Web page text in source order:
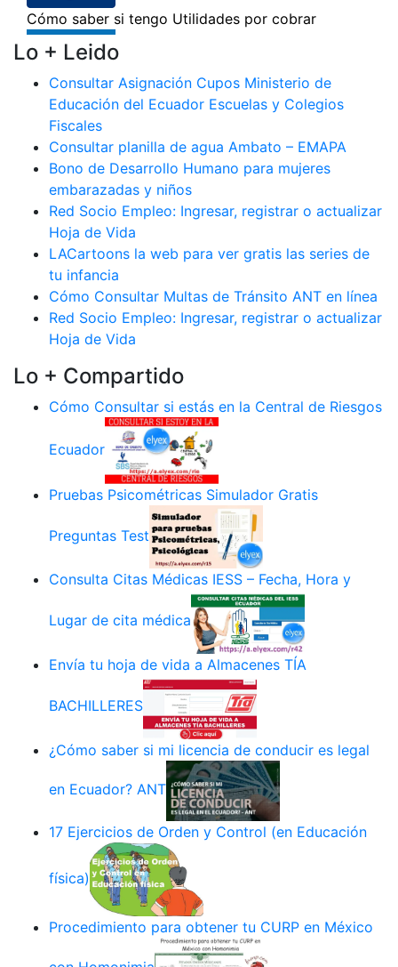
Lo + Leido
Consultar Asignación Cupos Ministerio de
Educación del Ecuador Escuelas y Colegios
Fiscales
Consultar planilla de agua Ambato – EMAPA
Bono de Desarrollo Humano para mujeres
embarazadas y niños
Red Socio Empleo: Ingresar, registrar o actualizar
Hoja de Vida
LACartoons la web para ver gratis las series de
tu infancia
Cómo Consultar Multas de Tránsito ANT en línea
Red Socio Empleo: Ingresar, registrar o actualizar
Hoja de Vida
Lo + Compartido
Cómo Consultar si estás en la Central de Riesgos
Ecuador
Pruebas Psicométricas Simulador Gratis
Preguntas Test
Consulta Citas Médicas IESS – Fecha, Hora y
Lugar de cita médica
Envía tu hoja de vida a Almacenes TÍA
BACHILLERES
¿Cómo saber si mi licencia de conducir es legal
en Ecuador? ANT
17 Ejercicios de Orden y Control (en Educación
física)
Procedimiento para obtener tu CURP en México